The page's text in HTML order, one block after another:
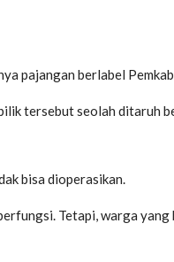
pajangan berlabel
tersebut seolah ditaruh
bisa dioperasikan.
Tetapi, warga